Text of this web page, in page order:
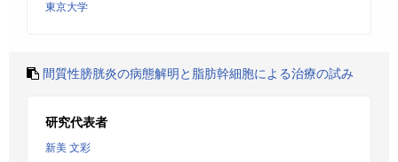
東京大学
間質性膀胱炎の病態解明と脂肪幹細胞による治療の試み
研究代表者
新美 文彩